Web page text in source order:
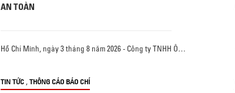
AN TOÀN
Hồ Chí Minh, ngày 3 tháng 8 năm 2026 - Công ty TNHH Ô…
TIN TỨC , THÔNG CÁO BÁO CHÍ